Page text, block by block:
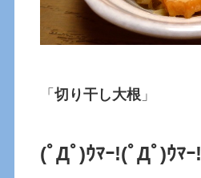
「切り干し大根 」
(ﾟДﾟ)ｳﾏｰ!(ﾟДﾟ)ｳﾏｰ!